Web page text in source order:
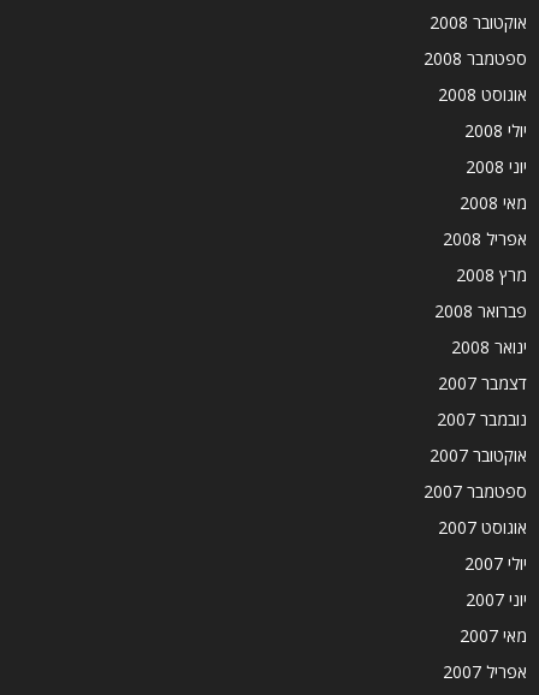
אוקטובר 2008
ספטמבר 2008
אוגוסט 2008
יולי 2008
יוני 2008
מאי 2008
אפריל 2008
מרץ 2008
פברואר 2008
ינואר 2008
דצמבר 2007
נובמבר 2007
אוקטובר 2007
ספטמבר 2007
אוגוסט 2007
יולי 2007
יוני 2007
מאי 2007
אפריל 2007